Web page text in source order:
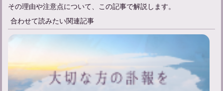
その理由や注意点について、この記事で解説します。
合わせて読みたい関連記事